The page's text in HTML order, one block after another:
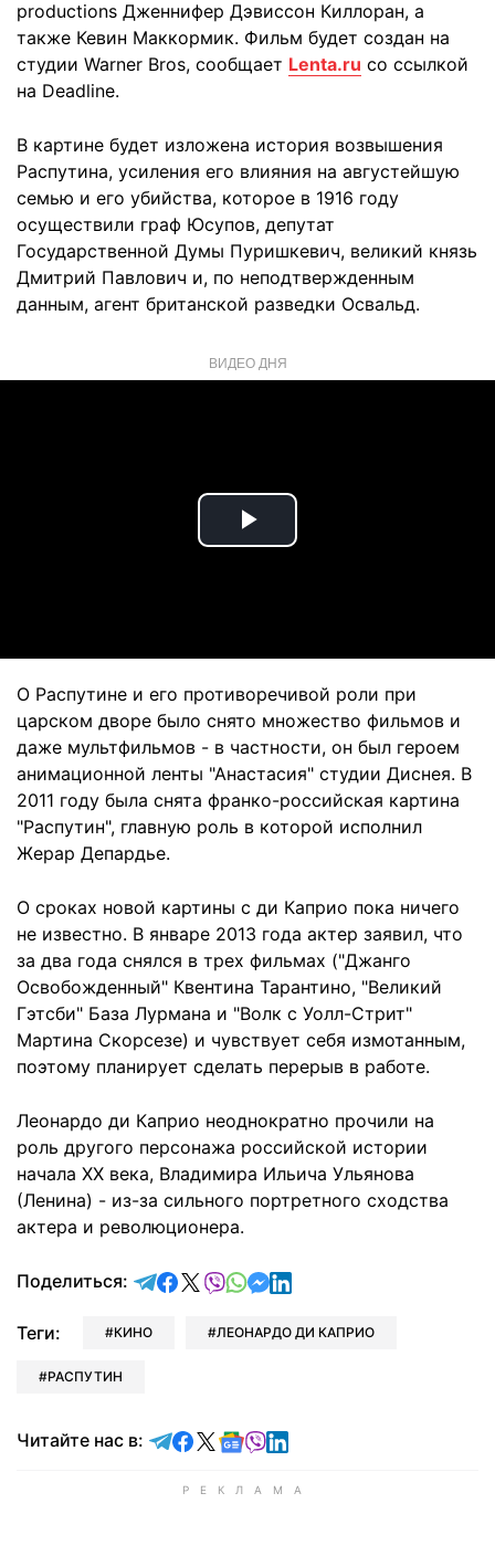
productions Дженнифер Дэвиссон Киллоран, а
также Кевин Маккормик. Фильм будет создан на
студии Warner Bros, сообщает Lenta.ru со ссылкой
на Deadline.
В картине будет изложена история возвышения
Распутина, усиления его влияния на августейшую
семью и его убийства, которое в 1916 году
осуществили граф Юсупов, депутат
Государственной Думы Пуришкевич, великий князь
Дмитрий Павлович и, по неподтвержденным
данным, агент британской разведки Освальд.
ВИДЕО ДНЯ
Play
О Распутине и его противоречивой роли при
царском дворе было снято множество фильмов и
даже мультфильмов - в частности, он был героем
анимационной ленты "Анастасия" студии Диснея. В
2011 году была снята франко-российская картина
"Распутин", главную роль в которой исполнил
Жерар Депардье.
О сроках новой картины с ди Каприо пока ничего
не известно. В январе 2013 года актер заявил, что
за два года снялся в трех фильмах ("Джанго
Освобожденный" Квентина Тарантино, "Великий
Гэтсби" База Лурмана и "Волк с Уолл-Стрит"
Мартина Скорсезе) и чувствует себя измотанным,
поэтому планирует сделать перерыв в работе.
Леонардо ди Каприо неоднократно прочили на
роль другого персонажа российской истории
начала ХХ века, Владимира Ильича Ульянова
(Ленина) - из-за сильного портретного сходства
актера и революционера.
Поделиться: отправить в Telegram
поделиться в Facebook
поделиться в X
отправить в Viber
отправить в Whatsapp
отправить в Messenger
отправить в LinkedIn
Теги: КИНО ЛЕОНАРДО ДИ КАПРИО
РАСПУТИН
Читайте нас в: Читайте в Telegram
Читайте в Facebook
Читайте в X
Читайте в Google news
Читайте в Viber
Читайте в LinkedIn